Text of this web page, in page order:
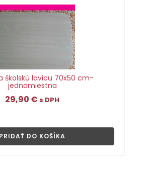
školskú lavicu 70x50 cm-
jednomiestna
29,90 € s DPH
PRIDAŤ DO KOŠÍKA